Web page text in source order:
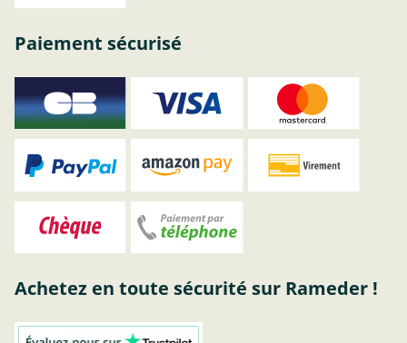
Paiement sécurisé
Achetez en toute sécurité sur Rameder !